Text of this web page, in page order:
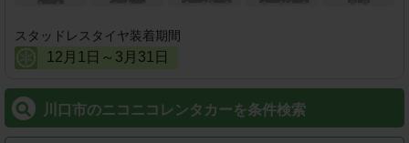
スタッドレスタイヤ装着期間
12 月 1 日～ 3 月 31 日
川口市のニコニコレンタカーを条件検索